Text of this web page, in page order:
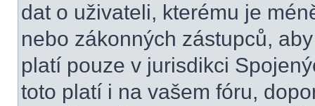
dat o uživateli, kterému je
nebo zákonných zástupců,
platí pouze v jurisdikci
toto platí i na vašem fóru,